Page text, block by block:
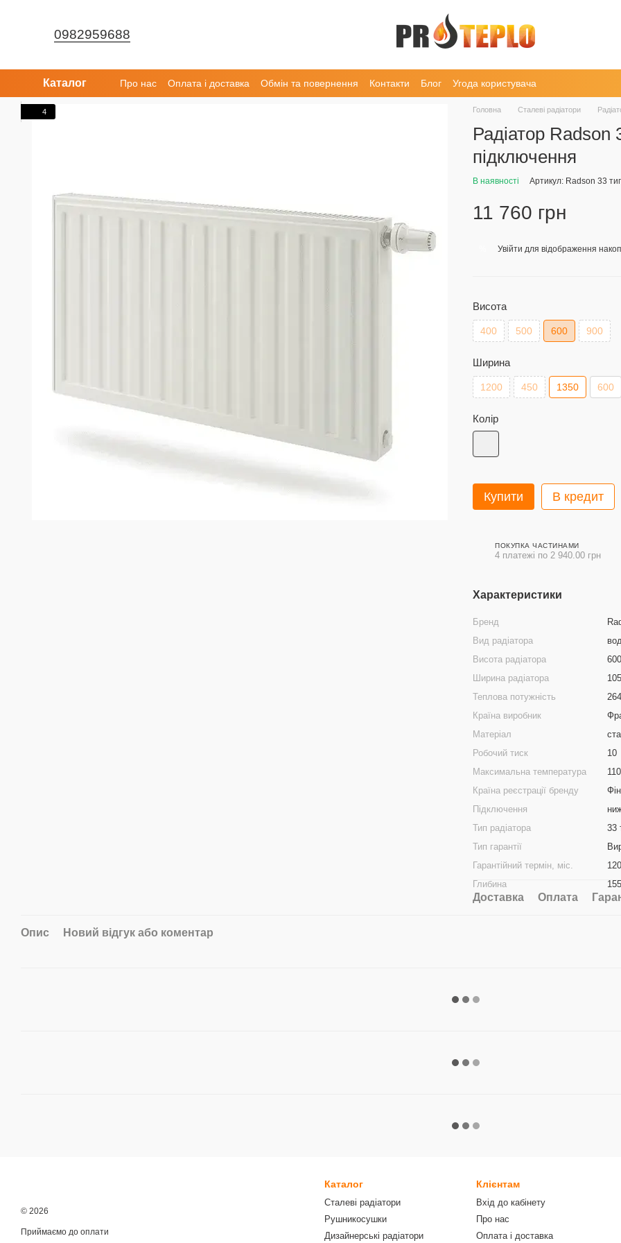
0982959688
Каталог Про нас Оплата і доставка Обмін та повернення Контакти Блог Угода користувача
4 Головна Сталеві радіатори
Радіатор
підключення
В наявності Артикул: Radson 33
11 760 грн
Увійти для відображення
Висота
400 500 600 900
Ширина
1200 450 1350 600
Колір
Купити В кредит
ПОКУПКА ЧАСТИНАМИ
4 платежі по 2 940.00 грн
Характеристики
Бренд
Вид радіатора
Висота радіатора
600
Ширина радіатора
Теплова потужність
Країна виробник
Матеріал
Робочий тиск
10
Максимальна температура
110
Країна реєстрації бренду
Підключення
Тип радіатора
33
Тип гарантії
Гарантійний термін, міс.
120
Глибина
155
Доставка Оплата
Опис Новий відгук або коментар
© 2026
Приймаємо до оплати
Каталог
Сталеві радіатори
Рушникосушки
Дизайнерські радіатори
Клієнтам
Вхід до кабінету
Про нас
Оплата і доставка